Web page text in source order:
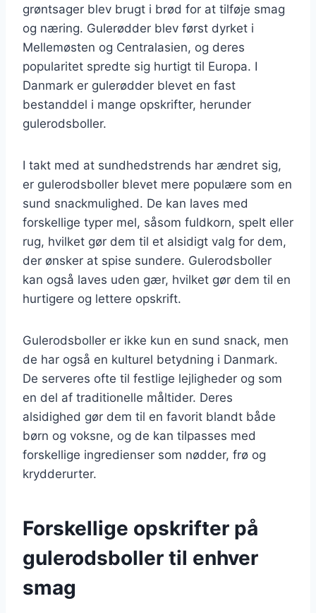
grøntsager blev brugt i brød for at tilføje smag
og næring. Gulerødder blev først dyrket i
Mellemøsten og Centralasien, og deres
popularitet spredte sig hurtigt til Europa. I
Danmark er gulerødder blevet en fast
bestanddel i mange opskrifter, herunder
gulerodsboller.
I takt med at sundhedstrends har ændret sig,
er gulerodsboller blevet mere populære som en
sund snackmulighed. De kan laves med
forskellige typer mel, såsom fuldkorn, spelt eller
rug, hvilket gør dem til et alsidigt valg for dem,
der ønsker at spise sundere. Gulerodsboller
kan også laves uden gær, hvilket gør dem til en
hurtigere og lettere opskrift.
Gulerodsboller er ikke kun en sund snack, men
de har også en kulturel betydning i Danmark.
De serveres ofte til festlige lejligheder og som
en del af traditionelle måltider. Deres
alsidighed gør dem til en favorit blandt både
børn og voksne, og de kan tilpasses med
forskellige ingredienser som nødder, frø og
krydderurter.
Forskellige opskrifter på
gulerodsboller til enhver
smag